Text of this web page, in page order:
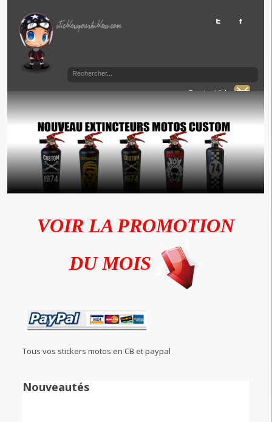
Panier Vide
VOIR LA PROMOTION
DU MOIS
Tous vos stickers motos en CB et paypal
Nouveautés